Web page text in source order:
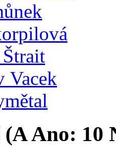
Vacek
(AAno: 10